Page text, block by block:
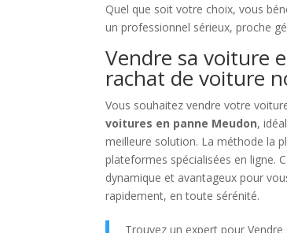
Quel que soit votre choix, vous
un professionnel sérieux, proche
Vendre sa voiture
rachat de voiture
Vous souhaitez vendre votre
voitures en panne Meudon,
meilleure solution. La méthode la
plateformes spécialisées en ligne.
dynamique et avantageux pour
rapidement, en toute sérénité.
Trouvez un expert pour